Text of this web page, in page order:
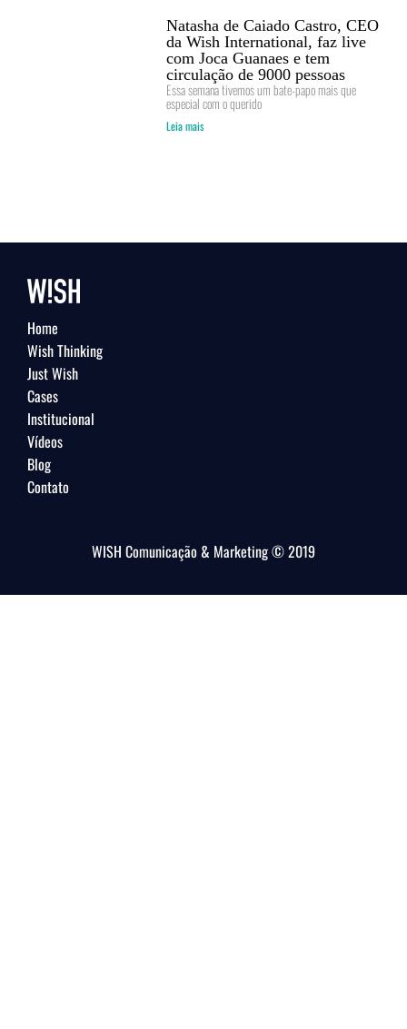
Natasha de Caiado Castro, CEO
da Wish International, faz live
com Joca Guanaes e tem
circulação de 9000 pessoas
Essa semana tivemos um bate-papo mais que
especial com o querido
Leia mais
Home
Wish Thinking
Just Wish
Cases
Institucional
Vídeos
Blog
Contato
WISH Comunicação & Marketing © 2019